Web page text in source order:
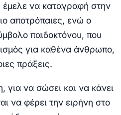
έμελε να καταγραφή στην
αποτρόπαιες, ενώ ο
παιδοκτόνου, που
για καθένα άνθρωπο,
πράξεις.
να σώσει και να κάνει
να φέρει την ειρήνη στο